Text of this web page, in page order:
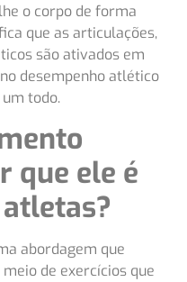
o corpo de forma
que as articulações,
são ativados em
desempenho atlético
todo.
que ele é
abordagem que
meio de exercícios que